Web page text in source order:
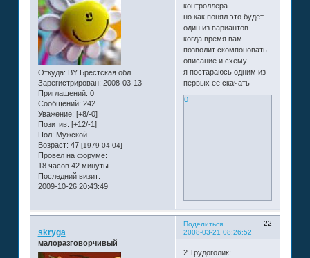
Откуда: BY Брестская обл.
Зарегистрирован: 2008-03-13
Приглашений: 0
Сообщений: 242
Уважение: [+8/-0]
Позитив: [+12/-1]
Пол: Мужской
Возраст: 47 [1979-04-04]
Провел на форуме:
18 часов 42 минуты
Последний визит:
2009-10-26 20:43:49
контроллера
но как понял это будет
один из вариантов
когда время вам
позволит скомпоновать
описание и схему
я постараюсь одним из
первых ее скачать
0
Поделиться
22
2008-03-21 08:26:52
skryga
малоразговорчивый
2 Трудоголик: